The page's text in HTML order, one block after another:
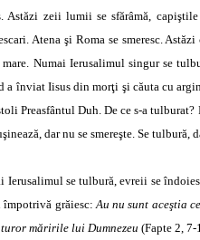
Astăzi zeii lumii se sfărâmă,
Atena şi Roma se smeresc.
Numai Ierusalimul singur se
a înviat Iisus din morţi şi căuta cu
Preasfântul Duh. De ce s-a
dar nu se smereşte. Se
Ierusalimul se tulbură, evreii se
împotrivă grăiesc:Au nu sunt aceştia
măririle lui Dumnezeu (Fapte 2, 7-